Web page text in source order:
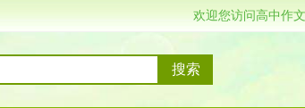
欢迎您访问高中作
搜索